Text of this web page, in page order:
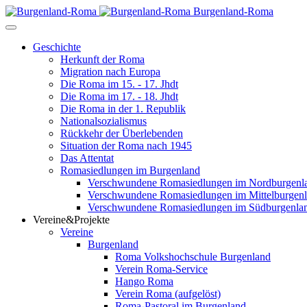
Burgenland-Roma
Geschichte
Herkunft der Roma
Migration nach Europa
Die Roma im 15. - 17. Jhdt
Die Roma im 17. - 18. Jhdt
Die Roma in der 1. Republik
Nationalsozialismus
Rückkehr der Überlebenden
Situation der Roma nach 1945
Das Attentat
Romasiedlungen im Burgenland
Verschwundene Romasiedlungen im
Verschwundene Romasiedlungen im
Verschwundene Romasiedlungen im
Vereine&Projekte
Vereine
Burgenland
Roma Volkshochschule Burgenland
Verein Roma-Service
Hango Roma
Verein Roma (aufgelöst)